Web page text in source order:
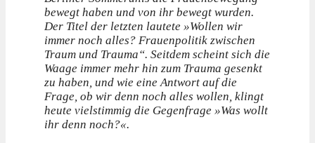
bewegt haben und von ihr bewegt wurden.
Der Titel der letzten lautete »Wollen wir
immer noch alles? Frauenpolitik zwischen
Traum und Trauma“. Seitdem scheint sich die
Waage immer mehr hin zum Trauma gesenkt
zu haben, und wie eine Antwort auf die
Frage, ob wir denn noch alles wollen, klingt
heute vielstimmig die Gegenfrage »Was wollt
ihr denn noch?«.